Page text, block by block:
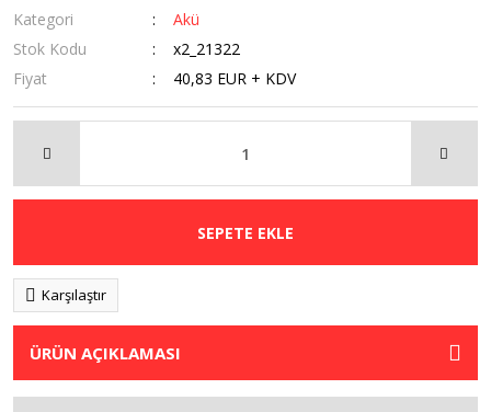
Kategori
Akü
Stok Kodu
x2_21322
Fiyat
40,83 EUR + KDV
SEPETE EKLE
Karşılaştır
ÜRÜN AÇIKLAMASI